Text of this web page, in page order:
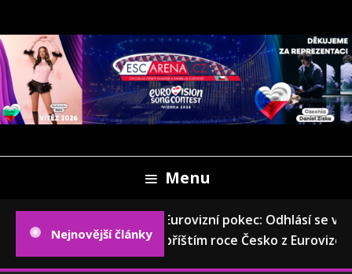
To
Content
ESCARENA.CZ
Menu
Nejnovější články
Eurovizní pokec: Odhlásí se v
příštím roce Česko z Eurovize?